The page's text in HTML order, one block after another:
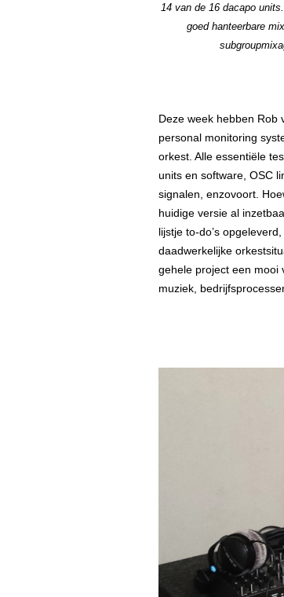
14 van de 16 dacapo
goed hanteerbare
Deze week hebben Rob
personal monitoring
orkest. Alle essentiële
units en software, OSC
signalen, enzovoort.
huidige versie al
lijstje to-do’s
daadwerkelijke
gehele project een mooi
muziek,